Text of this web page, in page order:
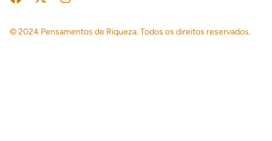
© 2024 Pensamentos de Riqueza. Todos os direitos reservados.